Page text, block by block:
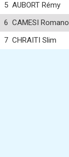
5 AUBORT Rémy
6 CAMESI Romano
7 CHRAITI Slim